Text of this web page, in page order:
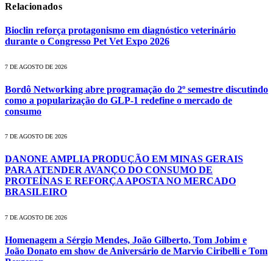
Relacionados
Bioclin reforça protagonismo em diagnóstico veterinário
durante o Congresso Pet Vet Expo 2026
7 DE AGOSTO DE 2026
Bordô Networking abre programação do 2º semestre discutindo
como a popularização do GLP-1 redefine o mercado de
consumo
7 DE AGOSTO DE 2026
DANONE AMPLIA PRODUÇÃO EM MINAS GERAIS
PARA ATENDER AVANÇO DO CONSUMO DE
PROTEÍNAS E REFORÇA APOSTA NO MERCADO
BRASILEIRO
7 DE AGOSTO DE 2026
Homenagem a Sérgio Mendes, João Gilberto, Tom Jobim e
João Donato em show de Aniversário de Marvio Ciribelli e Tom